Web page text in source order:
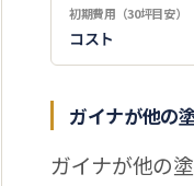
初期費用（30坪目安）
コスト
ガイナが他の
ガイナが他の